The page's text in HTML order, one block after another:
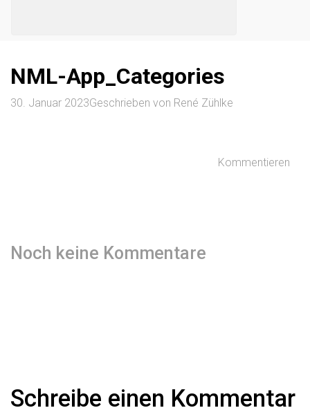
NML-App_Categories
30. Januar 2023Geschrieben von René Zühlke
Kommentieren
Noch keine Kommentare
Schreibe einen Kommentar